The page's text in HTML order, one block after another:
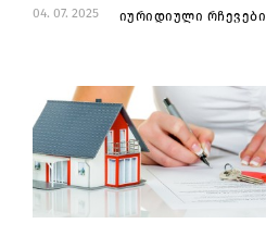
04. 07. 2025 იურიდიული რჩევები